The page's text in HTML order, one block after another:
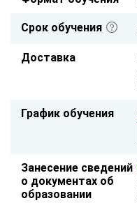
Срок обучения
Доставка
График обучения
Занесение сведений
о документах об
образовании